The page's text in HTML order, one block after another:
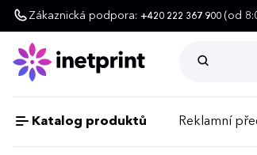
Zákaznická podpora: +420 222 367 900 (od
Katalog produktů Reklamní